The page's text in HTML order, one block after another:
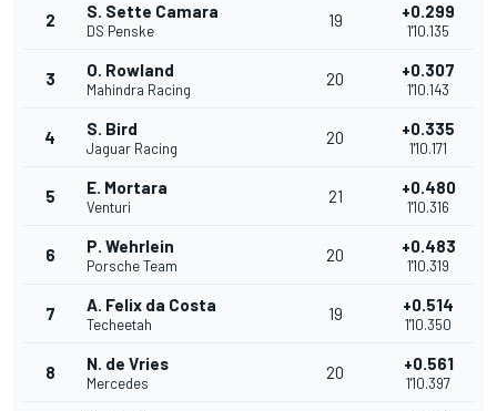
2 S. Sette Camara
DS Penske
19 +0.299
1'10.135
3 O. Rowland
Mahindra Racing
20 +0.307
1'10.143
4 S. Bird
Jaguar Racing
20 +0.335
1'10.171
5 E. Mortara
Venturi
21 +0.480
1'10.316
6 P. Wehrlein
Porsche Team
20 +0.483
1'10.319
7 A. Felix da Costa
Techeetah
19 +0.514
1'10.350
8 N. de Vries
Mercedes
20 +0.561
1'10.397